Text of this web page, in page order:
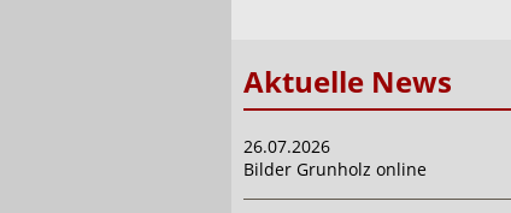
Aktuelle News
26.07.2026
Bilder Grunholz online